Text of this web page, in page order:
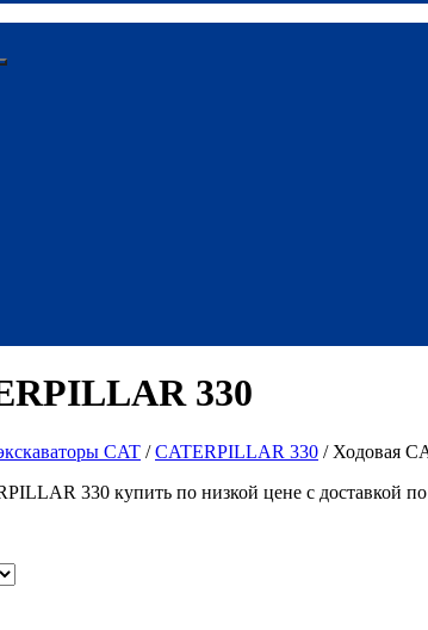
330
CAT /CATERPILLAR 330 / Ходовая
330 купить по низкой цене с доставкой